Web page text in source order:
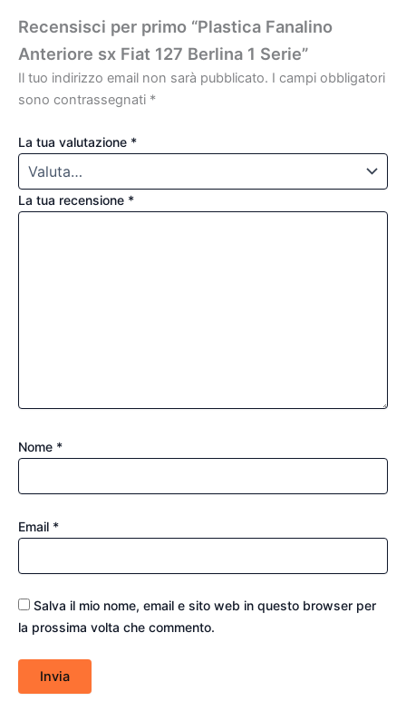
Recensisci per primo “Plastica Fanalino
Anteriore sx Fiat 127 Berlina 1 Serie”
Il tuo indirizzo email non sarà pubblicato. I campi obbligatori
sono contrassegnati *
La tua valutazione *
La tua recensione *
Nome *
Email *
Salva il mio nome, email e sito web in questo browser per
la prossima volta che commento.